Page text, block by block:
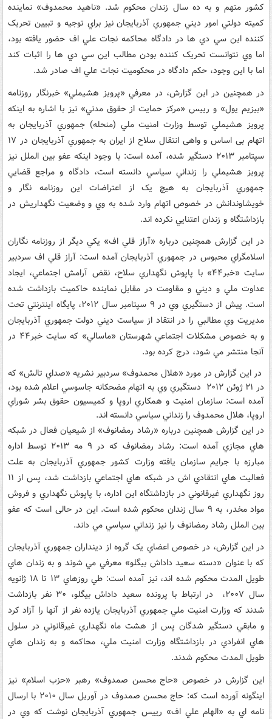
کشور متهم و به ده سال زندان محکوم شد. «ناهيد محمدوف» نماينده
کميته دولتي امور ديني جمهوري آذربايجان نیز براي توجيه و تبيين تحريک
کننده اين سي دي ها در دادگاه محاکمه نجات علي اف حضور يافته بود،
اما وي نتوانست تحريک کننده بودن مطالب اين سي دي ها را اثبات کند
اما با این وجود، حکم دادگاه در محکوميت نجات علي اف صادر شد.
در همچنین در این گزارش، در معرفي «پرويز هشيملي» خبرنگار روزنامه
«بيزيم يول» و رييس «مرکز حمايت از حقوق مدني» نيز با اشاره به اينکه
پرويز هشيملي توسط وزارت امنيت ملي (منحله) جمهوري آذربايجان به
اتهام بی اساس و واهی انتقال سلاح از ايران به جمهوري آذربايجان در ۱۷
سپتامبر ۲۰۱۳ دستگير شده، آمده است: با وجود اينکه عفو بين الملل نيز
پرويز هشيملي را زنداني سياسي دانسته است، دادگاه و مراجع قضايي
جمهوري آذربايجان به هيچ يک از اعتراضات اين روزنامه نگار و
خويشاوندانش در خصوص اتهام وارد شده به وي و وضعيت نگهداريش در
بازداشتگاه و زندان اعتنايي نکرده اند.
در اين گزارش همچنین درباره «آراز قلي اف» يکي ديگر از روزنامه نگاران
اسلامگراي محبوس در جمهوري آذربايجان آمده است: آراز قلي اف سردبير
سايت «خبر۴۴» با پاپوش نگهداري سلاح، نقض آرامش اجتماعي، ايجاد
عداوت ملي و ديني و مقاومت در مقابل نماينده حاکميت بازداشت شده
است. پيش از دستگيري وي در ۹ سپتامبر سال ۲۰۱۲، پايگاه اينترنتي تحت
مديريت وي مطالبي را در انتقاد از سياست ديني دولت جمهوري آذربايجان
و به خصوص مشکلات اجتماعي شهرستان «ماسالي» که سايت خبر۴۴ در
آنجا منتشر مي شود، درج کرده بود.
در اين گزارش در مورد «هلال محمدوف» سردبير نشريه «صداي تالش» که
در ۲۱ ژوئن ۲۰۱۲ دستگيري وي به اتهام مضحکانه جاسوسي اعلام شده بود،
آمده است: سازمان امنيت و همکاري اروپا و کميسيون حقوق بشر شوراي
اروپا، هلال محمدوف را زنداني سياسي دانسته اند.
در این گزارش همچنین درباره «رشاد رمضانوف» از شیعیان فعال در شبکه
هاي مجازي آمده است: رشاد رمضانوف که در ۹ مه ۲۰۱۳ توسط اداره
مبارزه با جرايم سازمان يافته وزارت کشور جمهوري آذربايجان به علت
فعاليت هاي انتقادي اش در شبکه هاي اجتماعي بازداشت شد، پس از ۱۱
روز نگهداري غيرقانوني در بازداشتگاه اين اداره، با پاپوش نگهداري و فروش
مواد مخدر، به ۹ سال زندان محکوم شده است. این در حالی است که عفو
بين الملل رشاد رمضانوف را نیز زنداني سياسي مي داند.
در اين گزارش، در خصوص اعضاي يک گروه از دينداران جمهوري آذربايجان
که با عنوان «دسته سعيد داداش بيگلو» معرفي مي شوند و به زندان هاي
طويل المدت محکوم شده اند، نیز آمده است: طي روزهاي ۱۳ تا ۱۸ ژانويه
سال ۲۰۰۷، در ارتباط با پرونده سعيد داداش بيگلو، ۳۰ نفر بازداشت
شدند که وزارت امنيت ملي جمهوري آذربايجان يازده نفر از آنها را آزاد کرد
و مابقي دستگير شدگان پس از هشت ماه نگهداري غيرقانوني در سلول
هاي انفرادي در بازداشتگاه وزارت امنيت ملي، محاکمه و به زندان هاي
طويل المدت محکوم شدند.
اين گزارش در خصوص «حاج محسن صمدوف» رهبر «حزب اسلام» نیز
اینگونه آورده است که: حاج محسن صمدوف در آوريل سال ۲۰۱۰ با ارسال
نامه اي به «الهام علي اف» رييس جمهوري آذربايجان نوشت که وي در